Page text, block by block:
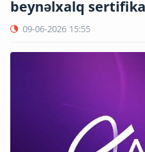
beynəlxalq
09-06-2026 15:55